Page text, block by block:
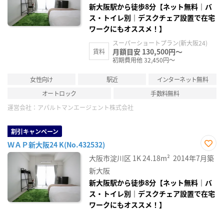
新大阪駅から徒歩8分【ネット無料｜バ
ス・トイレ別｜デスクチェア設置で在宅
ワークにもオススメ！】
賃料
スーパーショートプラン(新大阪24)
月額目安 130,500円～
初期費用他 32,450円～
女性向け 駅近
インターネット無料
オートロック
手数料無料
運営会社： アパルトマンエージェント株式会社
割引キャンペーン
ＷＡＰ新大阪24 K(No.432532)
お気
に入
大阪市淀川区 1K24.18m² 2014年7月築
新大阪
新大阪駅から徒歩8分【ネット無料｜バ
ス・トイレ別｜デスクチェア設置で在宅
ワークにもオススメ！】